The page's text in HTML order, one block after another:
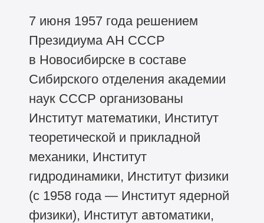
7 июня 1957 года решением
Президиума АН СССР
в Новосибирске в составе
Сибирского отделения академии
наук СССР организованы
Институт математики, Институт
теоретической и прикладной
механики, Институт
гидродинамики, Институт физики
(с 1958 года — Институт ядерной
физики), Институт автоматики,